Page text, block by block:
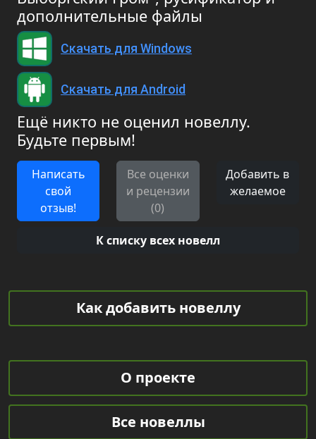
дополнительные файлы
Скачать для Windows
Скачать для Android
Ещё никто не оценил новеллу.
Будьте первым!
Написать
свой
отзыв!
Все оценки
и рецензии
(0)
Добавить в
желаемое
К списку всех новелл
Как добавить новеллу
О проекте
Все новеллы